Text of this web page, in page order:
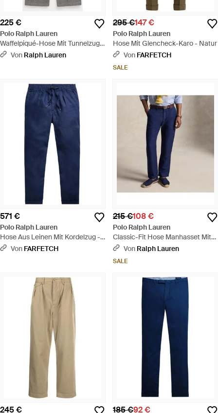
225 €
Polo Ralph Lauren
Waffelpiqué-Hose Mit Tunnelzug -
GrauVon Ralph Lauren
295 €147 €
Polo Ralph Lauren
Hose Mit Glencheck-Karo - Natur
Von FARFETCH
SALE
571 €
Polo Ralph Lauren
Hose Aus Leinen Mit Kordelzug -
BlauVon FARFETCH
215 €108 €
Polo Ralph Lauren
Classic-Fit Hose Manhasset Mit
Leinen - Blau
Von Ralph Lauren
SALE
245 € 185 €92 €